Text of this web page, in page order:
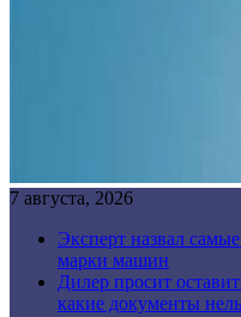
7 августа, 2026
Эксперт назвал
марки машин
Дилер просит
какие документы